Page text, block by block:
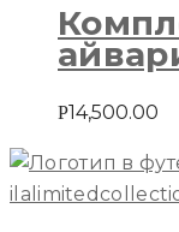
Р14,500.00